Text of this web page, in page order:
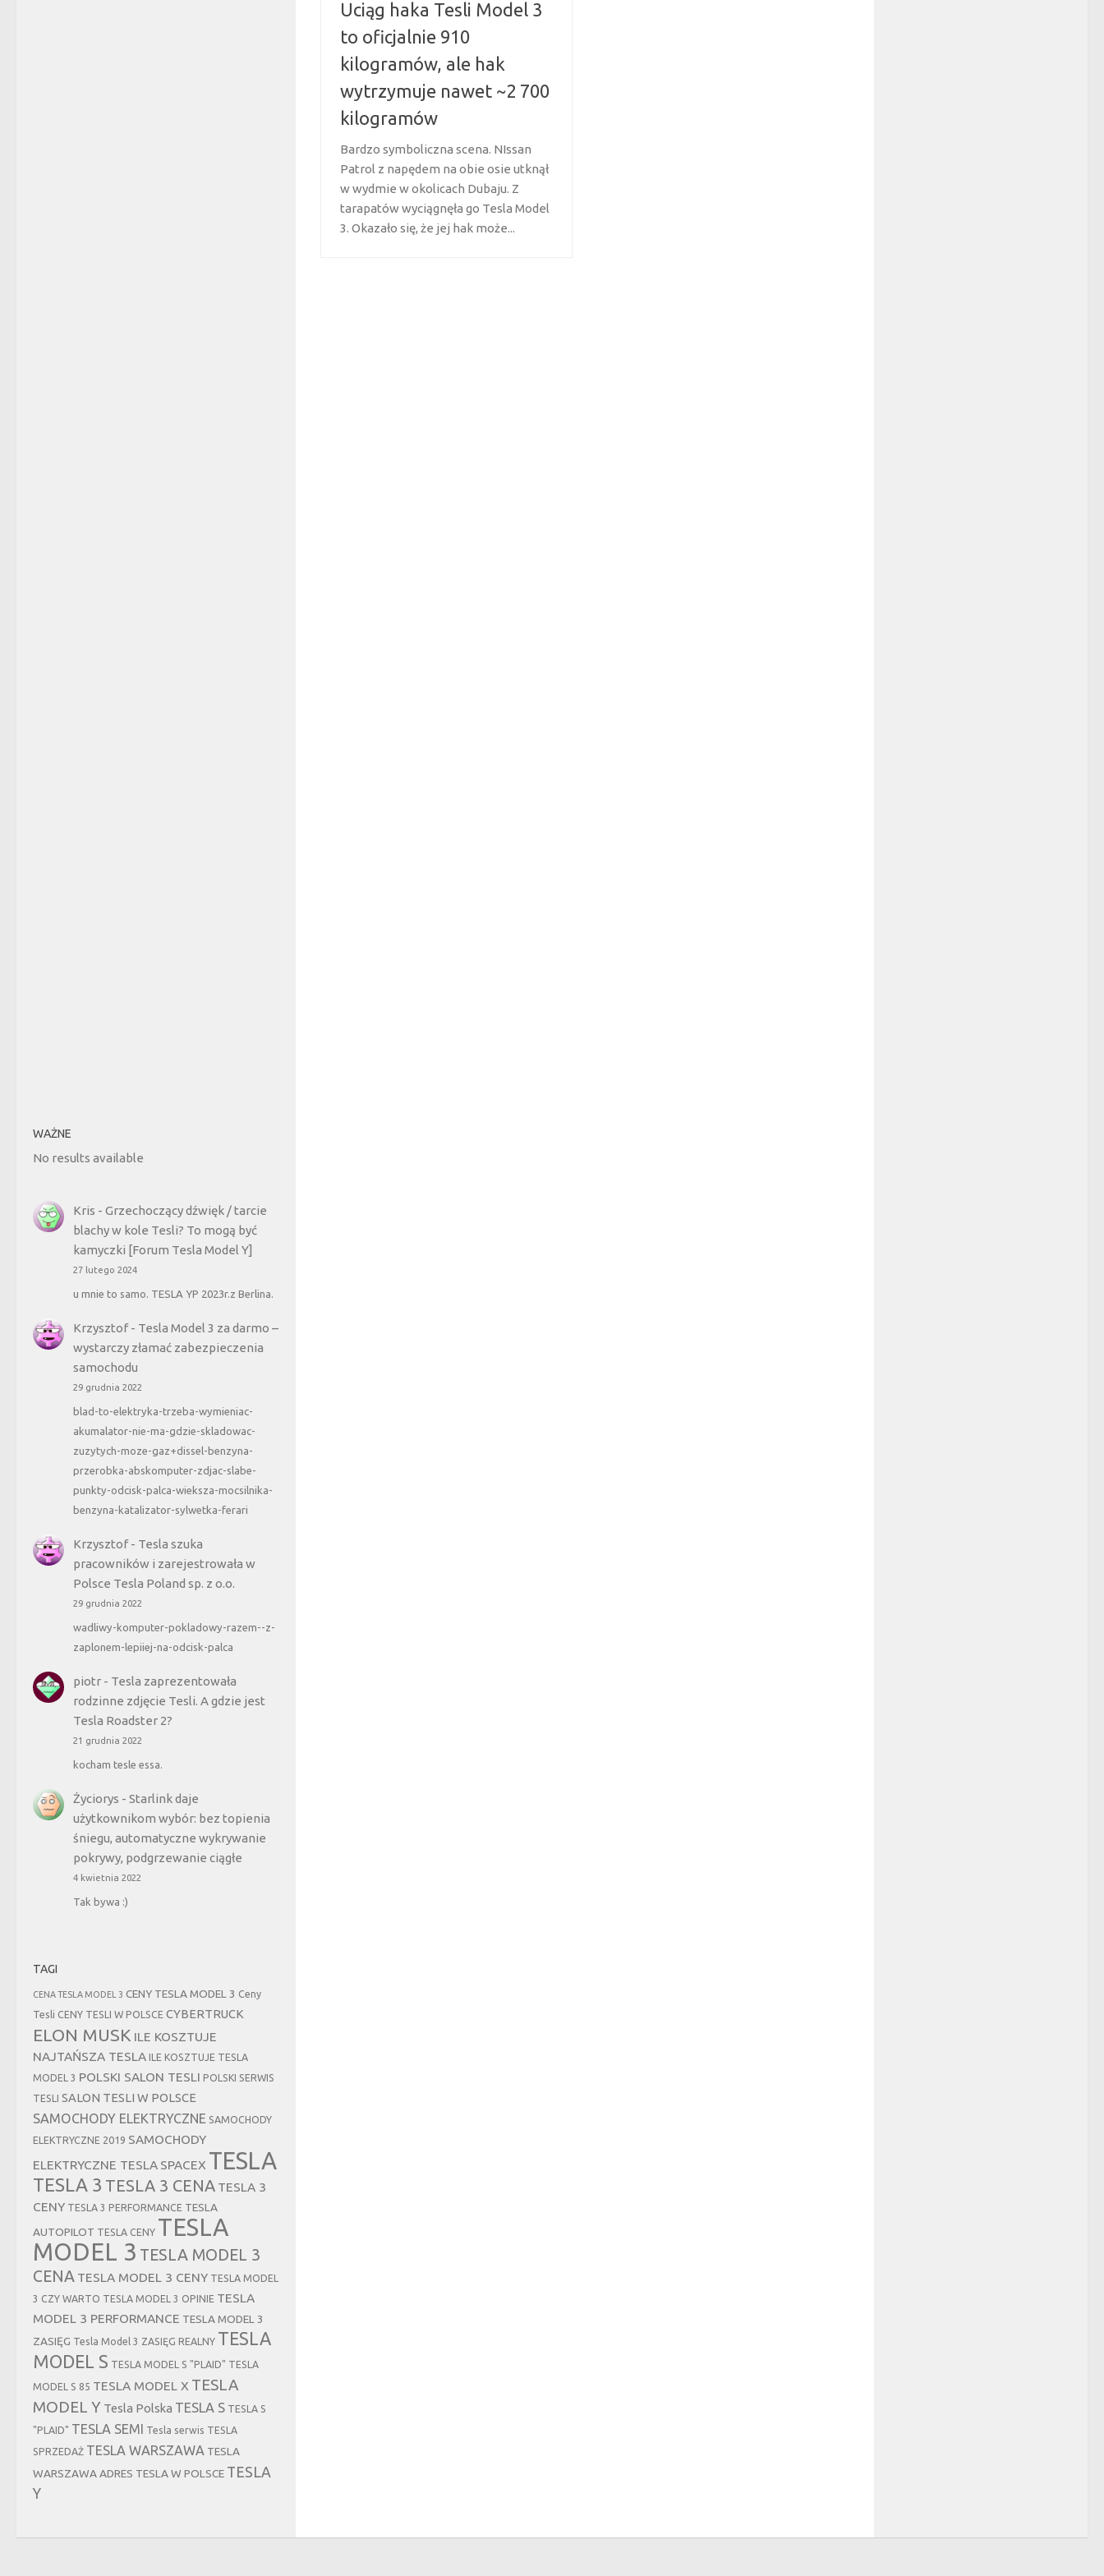
Uciąg haka Tesli Model 3
to oficjalnie 910
kilogramów, ale hak
wytrzymuje nawet ~2 700
kilogramów
Bardzo symboliczna scena. NIssan
Patrol z napędem na obie osie utknął
w wydmie w okolicach Dubaju. Z
tarapatów wyciągnęła go Tesla Model
3. Okazało się, że jej hak może...
WAŻNE
No results available
Kris - Grzechoczący dźwięk / tarcie
blachy w kole Tesli? To mogą być
kamyczki [Forum Tesla Model Y]
27 lutego 2024
u mnie to samo. TESLA YP 2023r.z Berlina.
Krzysztof- Tesla Model 3 za darmo –
wystarczy złamać zabezpieczenia
samochodu
29 grudnia 2022
blad-to-elektryka-trzeba-wymieniac-
akumalator-nie-ma-gdzie-skladowac-
zuzytych-moze-gaz+dissel-benzyna-
przerobka-abskomputer-zdjac-slabe-
punkty-odcisk-palca-wieksza-mocsilnika-
benzyna-katalizator-sylwetka-ferari
Krzysztof- Tesla szuka
pracowników i zarejestrowała w
Polsce Tesla Poland sp. z o.o.
29 grudnia 2022
wadliwy-komputer-pokladowy-razem--z-
zaplonem-lepiiej-na-odcisk-palca
piotr- Tesla zaprezentowała
rodzinne zdjęcie Tesli. A gdzie jest
Tesla Roadster 2?
21 grudnia 2022
kocham tesle essa.
Życiorys - Starlink daje
użytkownikom wybór: bez topienia
śniegu, automatyczne wykrywanie
pokrywy, podgrzewanie ciągłe
4 kwietnia 2022
Tak bywa :)
TAGI
CENA TESLA MODEL 3 CENY TESLA MODEL 3 Ceny
Tesli CENY TESLI W POLSCE CYBERTRUCK
ELON MUSK ILE KOSZTUJE
NAJTAŃSZA TESLA
ILE KOSZTUJE TESLA
MODEL 3 POLSKI SALON TESLI POLSKI SERWIS
TESLI
SALON TESLI W POLSCE
SAMOCHODY ELEKTRYCZNE SAMOCHODY
ELEKTRYCZNE 2019 SAMOCHODY
ELEKTRYCZNE TESLA SPACEX TESLA
TESLA 3 TESLA 3 CENA TESLA 3
CENY TESLA 3 PERFORMANCE TESLA
AUTOPILOT TESLA CENY TESLA
MODEL 3 TESLA MODEL 3
CENA TESLA MODEL 3 CENY TESLA MODEL
3 CZY WARTO TESLA MODEL 3 OPINIE TESLA
MODEL 3 PERFORMANCE TESLA MODEL 3
ZASIĘG Tesla Model 3 ZASIĘG REALNY TESLA
MODEL S TESLA MODEL S "PLAID" TESLA
MODEL S 85 TESLA MODEL X TESLA
MODEL Y Tesla Polska TESLA S TESLA S
"PLAID" TESLA SEMI Tesla serwis TESLA
SPRZEDAŻ TESLA WARSZAWA TESLA
WARSZAWA ADRES TESLA W POLSCE TESLA
Y